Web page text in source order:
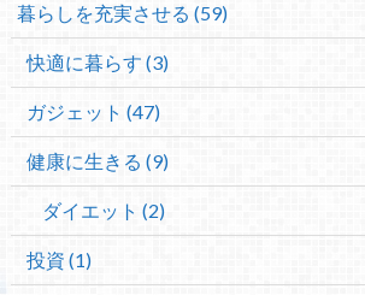
暮らしを充実させる (59)
快適に暮らす (3)
ガジェット (47)
健康に生きる (9)
ダイエット (2)
投資 (1)